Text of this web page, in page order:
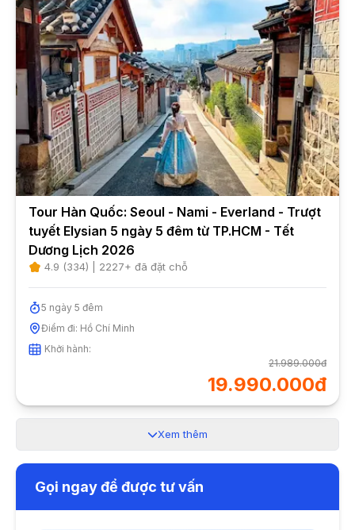
Tour Hàn Quốc: Seoul - Nami - Everland - Trượt
tuyết Elysian 5 ngày 5 đêm từ TP.HCM - Tết
Dương Lịch 2026
4.9 (334) | 2227+ đã đặt chỗ
5 ngày 5 đêm
Điểm đi: Hồ Chí Minh
Khởi hành:
21.989.000đ
19.990.000đ
Xem thêm
Gọi ngay để được tư vấn